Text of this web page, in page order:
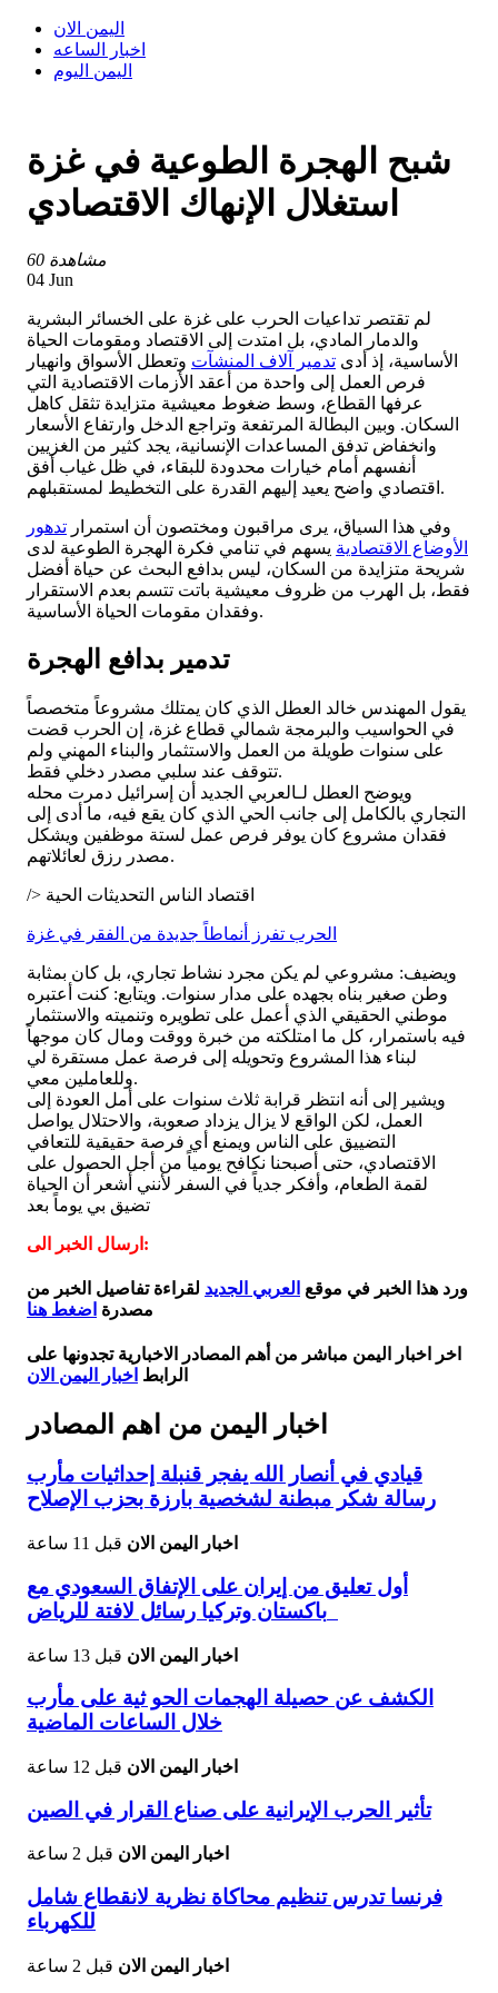
اليمن الان
اخبار الساعه
اليمن اليوم
شبح الهجرة الطوعية في غزة
استغلال الإنهاك الاقتصادي
60 مشاهدة
04 Jun
لم تقتصر تداعيات الحرب على غزة على الخسائر البشرية
والدمار المادي، بل امتدت إلى الاقتصاد ومقومات الحياة
الأساسية، إذ أدى تدمير آلاف المنشآت وتعطل الأسواق وانهيار
فرص العمل إلى واحدة من أعقد الأزمات الاقتصادية التي
عرفها القطاع، وسط ضغوط معيشية متزايدة تثقل كاهل
السكان. وبين البطالة المرتفعة وتراجع الدخل وارتفاع الأسعار
وانخفاض تدفق المساعدات الإنسانية، يجد كثير من الغزيين
أنفسهم أمام خيارات محدودة للبقاء، في ظل غياب أفق
اقتصادي واضح يعيد إليهم القدرة على التخطيط لمستقبلهم.
وفي هذا السياق، يرى مراقبون ومختصون أن استمرار تدهور
الأوضاع الاقتصادية يسهم في تنامي فكرة الهجرة الطوعية لدى
شريحة متزايدة من السكان، ليس بدافع البحث عن حياة أفضل
فقط، بل الهرب من ظروف معيشية باتت تتسم بعدم الاستقرار
وفقدان مقومات الحياة الأساسية.
تدمير بدافع الهجرة
يقول المهندس خالد العطل الذي كان يمتلك مشروعاً متخصصاً
في الحواسيب والبرمجة شمالي قطاع غزة، إن الحرب قضت
على سنوات طويلة من العمل والاستثمار والبناء المهني ولم
تتوقف عند سلبي مصدر دخلي فقط.
ويوضح العطل لـالعربي الجديد أن إسرائيل دمرت محله
التجاري بالكامل إلى جانب الحي الذي كان يقع فيه، ما أدى إلى
فقدان مشروع كان يوفر فرص عمل لستة موظفين ويشكل
مصدر رزق لعائلاتهم.
/> اقتصاد الناس التحديثات الحية
الحرب تفرز أنماطاً جديدة من الفقر في غزة
ويضيف: مشروعي لم يكن مجرد نشاط تجاري، بل كان بمثابة
وطن صغير بناه بجهده على مدار سنوات. ويتابع: كنت أعتبره
موطني الحقيقي الذي أعمل على تطويره وتنميته والاستثمار
فيه باستمرار، كل ما امتلكته من خبرة ووقت ومال كان موجهاً
لبناء هذا المشروع وتحويله إلى فرصة عمل مستقرة لي
وللعاملين معي.
ويشير إلى أنه انتظر قرابة ثلاث سنوات على أمل العودة إلى
العمل، لكن الواقع لا يزال يزداد صعوبة، والاحتلال يواصل
التضييق على الناس ويمنع أي فرصة حقيقية للتعافي
الاقتصادي، حتى أصبحنا نكافح يومياً من أجل الحصول على
لقمة الطعام، وأفكر جدياً في السفر لأنني أشعر أن الحياة
تضيق بي يوماً بعد
ارسال الخبر الى:
ورد هذا الخبر في موقع العربي الجديد لقراءة تفاصيل الخبر من
مصدرة اضغط هنا
اخر اخبار اليمن مباشر من أهم المصادر الاخبارية تجدونها على
الرابط اخبار اليمن الان
اخبار اليمن من اهم المصادر
قيادي في أنصار الله يفجر قنبلة إحداثيات مأرب
رسالة شكر مبطنة لشخصية بارزة بحزب الإصلاح
اخبار اليمن الان قبل 11 ساعة
أول تعليق من إيران على الإتفاق السعودي مع
اخبار اليمن الان قبل 13 ساعة
الكشف عن حصيلة الهجمات الحو ثية على مأرب
خلال الساعات الماضية
اخبار اليمن الان قبل 12 ساعة
تأثير الحرب الإيرانية على صناع القرار في الصين
اخبار اليمن الان قبل 2 ساعة
فرنسا تدرس تنظيم محاكاة نظرية لانقطاع شامل
للكهرباء
اخبار اليمن الان قبل 2 ساعة